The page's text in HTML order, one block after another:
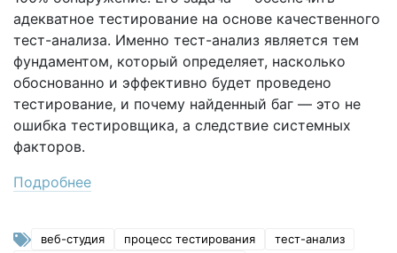
адекватное тестирование на основе качественного
тест-анализа. Именно тест-анализ является тем
фундаментом, который определяет, насколько
обоснованно и эффективно будет проведено
тестирование, и почему найденный баг — это не
ошибка тестировщика, а следствие системных
факторов.
Подробнее
веб-студия процесс тестирования
тест-анализ